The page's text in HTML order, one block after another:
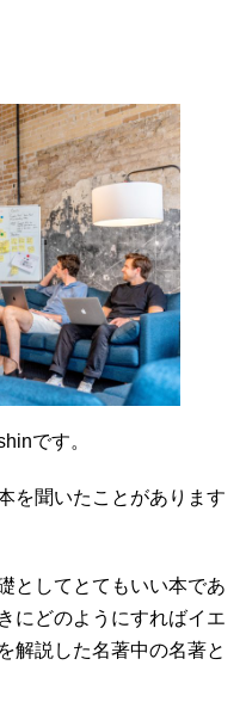
です。
を聞いたことがあります
としてとてもいい本であ
にどのようにすればイエ
解説した名著中の名著と